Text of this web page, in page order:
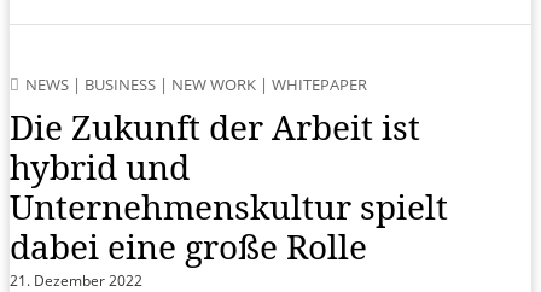
NEWS | BUSINESS | NEW WORK | WHITEPAPER
Die Zukunft der Arbeit ist
hybrid und
Unternehmenskultur spielt
dabei eine große Rolle
21. Dezember 2022